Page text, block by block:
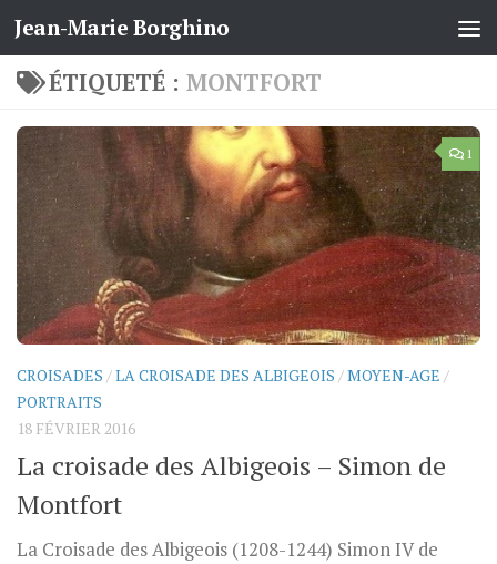
Skip to content
Jean-Marie Borghino
ÉTIQUETÉ : MONTFORT
1
CROISADES /LA CROISADE DES ALBIGEOIS /MOYEN-AGE /
PORTRAITS
18 FÉVRIER 2016
La croisade des Albigeois – Simon de
Montfort
La Croisade des Albigeois (1208-1244) Simon IV de